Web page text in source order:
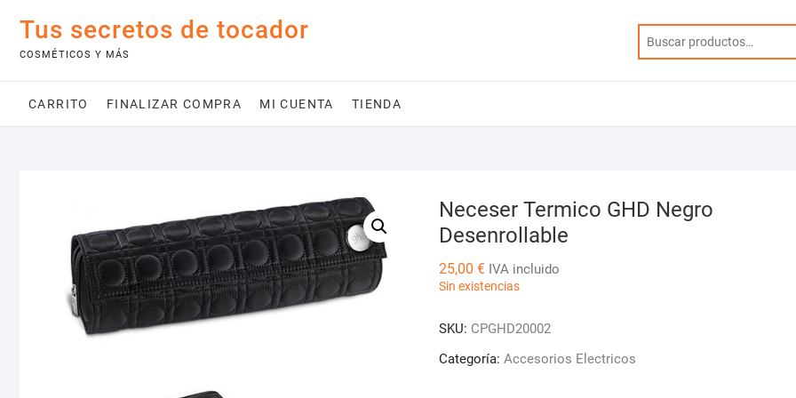
contenido
Tus secretos de tocador
COSMÉTICOS Y MÁS
CARRITO FINALIZAR COMPRA MI CUENTA TIENDA
Neceser Termico GHD Negro
Desenrollable
25,00 € IVA incluido
Sin existencias
SKU: CPGHD20002
Categoría: Accesorios Electricos